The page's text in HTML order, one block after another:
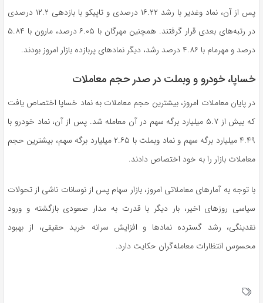
پس از آن، نماد وغدیر با رشد ۱۶.۲۲ درصدی و تاپیکو با بازدهی ۱۲.۲ درصدی
در رتبه‌های بعدی قرار گرفتند. همچنین مهرگان با ۶.۰۵ درصد، مارون با ۵.۸۴
درصد و مهرمام با ۴.۸۶ درصد رشد، دیگر نماد‌های پربازده بازار امروز بودند.
خساپا، خودرو و وبملت در صدر حجم معاملات
در پایان معاملات امروز، بیشترین حجم معاملات به نماد خساپا اختصاص یافت
که بیش از ۵.۷ میلیارد برگه سهم در آن معامله شد. پس از آن، نماد خودرو با
۴.۴۹ میلیارد برگه سهم و نماد وبملت با ۲.۶۵ میلیارد برگه سهم، بیشترین حجم
معاملات بازار را به خود اختصاص دادند.
با توجه به آمار‌های معاملاتی امروز، بازار سهام پس از نوسانات ناشی از تحولات
سیاسی روز‌های اخیر، بار دیگر با قدرت به مدار صعودی بازگشته و ورود
نقدینگی، رشد گسترده نماد‌ها و افزایش سرانه خرید حقیقی، از بهبود
محسوس انتظارات معامله‌گران حکایت دارد.